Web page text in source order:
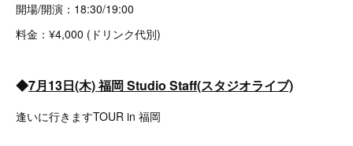
開場/開演：18:30/19:00
料金：¥4,000 (ドリンク代別)
◆7月13日(木) 福岡 Studio Staff(スタジオライブ)
逢いに行きますTOUR in 福岡